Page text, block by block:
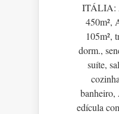
ITÁLIA:
450m²,
105m²,
dorm.,
suíte,
banheiro,
edícula